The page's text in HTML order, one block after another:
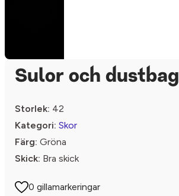
Sulor och dustbag
Storlek: 42
Kategori: Skor
Färg: Gröna
Skick: Bra skick
0 gillamarkeringar